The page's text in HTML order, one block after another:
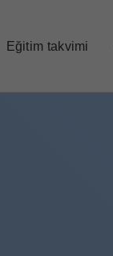
Eğitim takvimi